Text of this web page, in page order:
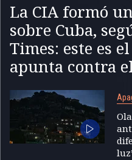
La CIA formó
sobre Cuba,
Times: este es
apunta contra